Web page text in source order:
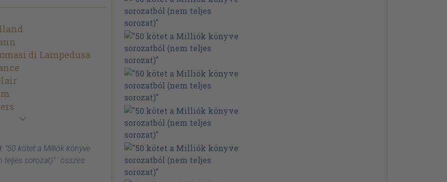
di Lampedusa
"50 kötet a Milliók könyve
teljes sorozat)" ' összes